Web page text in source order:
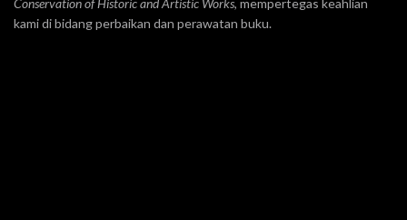
Conservation of Historic and Artistic Works, mempertegas keahlian
kami di bidang perbaikan dan perawatan buku.